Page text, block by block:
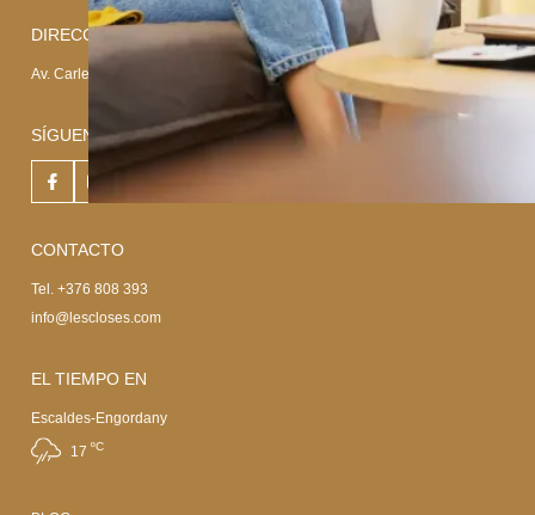
DIRECCIÓN
Av. Carlemany, 93 AD700 Escaldes-Engordany (Principat d'Andorra)
SÍGUENOS EN
CONTACTO
Tel. +376 808 393
info@lescloses.com
EL TIEMPO EN
Escaldes-Engordany
17 ºC